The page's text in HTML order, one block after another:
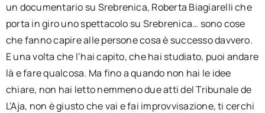
un documentario su Srebrenica, Roberta Biagiarelli che
porta in giro uno spettacolo su Srebrenica… sono cose
che fanno capire alle persone cosa è successo davvero.
E una volta che l’hai capito, che hai studiato, puoi andare
là e fare qualcosa. Ma fino a quando non hai le idee
chiare, non hai letto nemmeno due atti del Tribunale de
L’Aja, non è giusto che vai e fai improvvisazione, ti cerchi